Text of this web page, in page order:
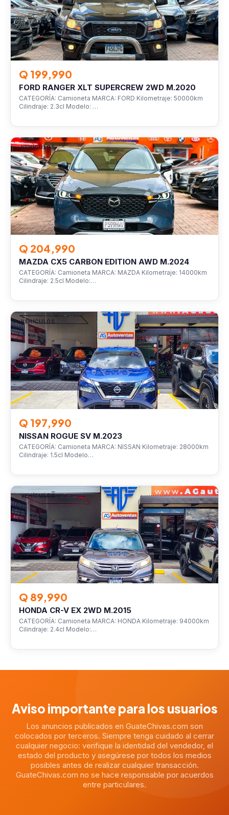
Q 199,990
FORD RANGER XLT SUPERCREW 2WD M.2020
CATEGORÍA: Camioneta MARCA: FORD Kilometraje: 50000km
Cilindraje: 2.3cl Modelo: …
VEHÍCULOS
Q 204,990
MAZDA CX5 CARBON EDITION AWD M.2024
CATEGORÍA: Camioneta MARCA: MAZDA Kilometraje: 14000km
Cilindraje: 2.5cl Modelo:…
VEHÍCULOS
Q 197,990
NISSAN ROGUE SV M.2023
CATEGORÍA: Camioneta MARCA: NISSAN Kilometraje: 28000km
Cilindraje: 1.5cl Modelo…
VEHÍCULOS
Q 89,990
HONDA CR-V EX 2WD M.2015
CATEGORÍA: Camioneta MARCA: HONDA Kilometraje: 94000km
Cilindraje: 2.4cl Modelo:…
Aviso importante para los usuarios
Los anuncios publicados en GuateChivas.com son
colocados por terceros. Siempre tenga cuidado al cerrar
cualquier negocio: verifique la identidad del vendedor, el
estado del producto y asegúrese por todos los medios
posibles antes de realizar cualquier transacción.
GuateChivas.com no se hace responsable por acuerdos
entre particulares.